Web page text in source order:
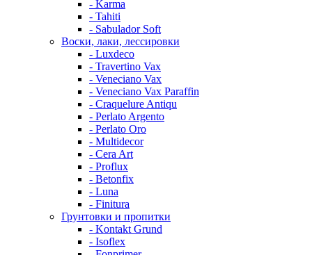
- Karma
- Tahiti
- Sabulador Soft
Воски, лаки, лессировки
- Luxdeco
- Travertino Vax
- Veneciano Vax
- Veneciano Vax Paraffin
- Craquelure Antiqu
- Perlato Argento
- Perlato Oro
- Multidecor
- Cera Art
- Proflux
- Betonfix
- Luna
- Finitura
Грунтовки и пропитки
- Kontakt Grund
- Isoflex